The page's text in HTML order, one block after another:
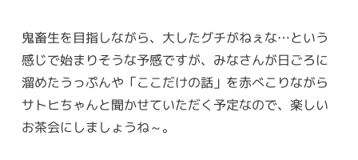
鬼畜生を目指しながら、大したグチがねぇな…という
感じで始まりそうな予感ですが、みなさんが日ごろに
溜めたうっぷんや「ここだけの話」を赤べこりながら
サトヒちゃんと聞かせていただく予定なので、楽しい
お茶会にしましょうね～。